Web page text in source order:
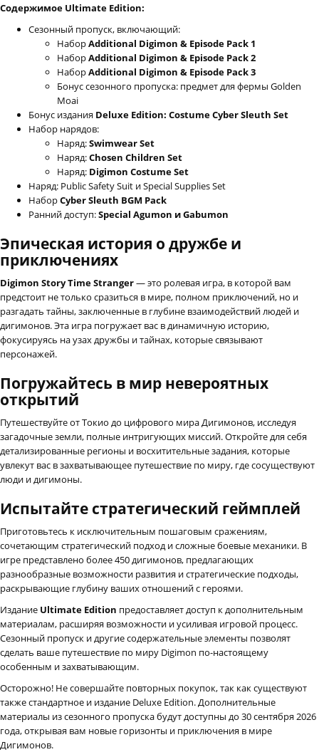
Содержимое Ultimate Edition:
Сезонный пропуск, включающий:
НаборAdditional Digimon & Episode Pack 1
НаборAdditional Digimon & Episode Pack 2
НаборAdditional Digimon & Episode Pack 3
Бонус сезонного пропуска: предмет для фермы Golden
Moai
Бонус издания Deluxe Edition: Costume Cyber Sleuth Set
Набор нарядов:
Наряд:Swimwear Set
Наряд:Chosen Children Set
Наряд: Digimon Costume Set
Наряд: Public Safety Suit и Special Supplies Set
НаборCyber Sleuth BGM Pack
Ранний доступ:Special Agumon и Gabumon
Эпическая история о дружбе и
приключениях
Digimon Story Time Stranger— это ролевая игра, в которой вам
предстоит не только сразиться в мире, полном приключений, но и
разгадать тайны, заключенные в глубине взаимодействий людей и
дигимонов. Эта игра погружает вас в динамичную историю,
фокусируясь на узах дружбы и тайнах, которые связывают
персонажей.
Погружайтесь в мир невероятных
открытий
Путешествуйте от Токио до цифрового мира Дигимонов, исследуя
загадочные земли, полные интригующих миссий. Откройте для себя
детализированные регионы и восхитительные задания, которые
увлекут вас в захватывающее путешествие по миру, где сосуществуют
люди и дигимоны.
Испытайте стратегический геймплей
Приготовьтесь к исключительным пошаговым сражениям,
сочетающим стратегический подход и сложные боевые механики. В
игре представлено более 450 дигимонов, предлагающих
разнообразные возможности развития и стратегические подходы,
раскрывающие глубину ваших отношений с героями.
Издание Ultimate Edition предоставляет доступ к дополнительным
материалам, расширяя возможности и усиливая игровой процесс.
Сезонный пропуск и другие содержательные элементы позволят
сделать ваше путешествие по миру Digimon по-настоящему
особенным и захватывающим.
Осторожно! Не совершайте повторных покупок, так как существуют
также стандартное и издание Deluxe Edition. Дополнительные
материалы из сезонного пропуска будут доступны до 30 сентября 2026
года, открывая вам новые горизонты и приключения в мире
Дигимонов.